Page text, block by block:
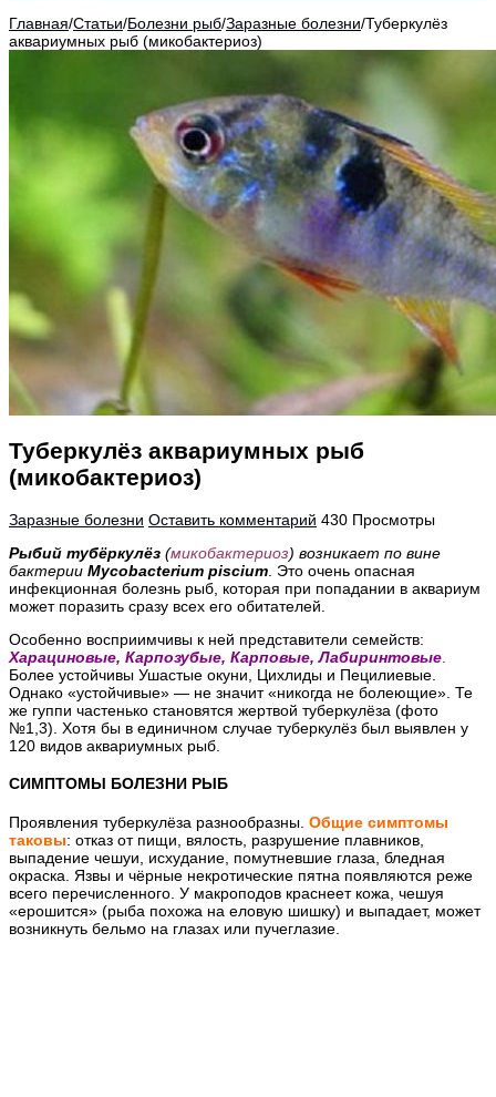
Главная/Статьи/Болезни рыб/Заразные болезни/Туберкулёз
аквариумных рыб (микобактериоз)
Туберкулёз аквариумных рыб
(микобактериоз)
Заразные болезни Оставить комментарий 430 Просмотры
Рыбий тубёркулёз (микобактериоз) возникает по вине
бактерии Mycobacterium piscium . Это очень опасная
инфекционная болезнь рыб, которая при попадании в аквариум
может поразить сразу всех его обитателей.
Особенно восприимчивы к ней представители семейств:
Харациновые, Карпозубые, Карповые, Лабиринтовые
Более устойчивы Ушастые окуни, Цихлиды и Пецилиевые.
Однако «устойчивые» — не значит «никогда не болеющие». Те
же гуппи частенько становятся жертвой туберкулёза (фото
№1,3). Хотя бы в единичном случае туберкулёз был выявлен у
120 видов аквариумных рыб.
СИМПТОМЫ БОЛЕЗНИ РЫБ
Проявления туберкулёза разнообразны. Общие симптомы
таковы: отказ от пищи, вялость, разрушение плавников,
выпадение чешуи, исхудание, помутневшие глаза, бледная
окраска. Язвы и чёрные некротические пятна появляются реже
всего перечисленного. У макроподов краснеет кожа, чешуя
«ерошится» (рыба похожа на еловую шишку) и выпадает, может
возникнуть бельмо на глазах или пучеглазие.